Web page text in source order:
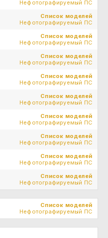
Нефотографируемый ПС
Список моделей
Нефотографируемый ПС
Список моделей
Нефотографируемый ПС
Список моделей
Нефотографируемый ПС
Список моделей
Нефотографируемый ПС
Список моделей
Нефотографируемый ПС
Список моделей
Нефотографируемый ПС
Список моделей
Нефотографируемый ПС
Список моделей
Нефотографируемый ПС
Список моделей
Нефотографируемый ПС
Список моделей
Нефотографируемый ПС